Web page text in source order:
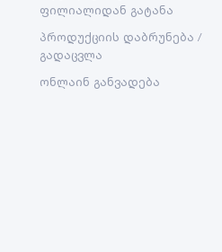
ფილიალიდან გატანა
პროდუქციის დაბრუნება /
გადაცვლა
ონლაინ განვადება